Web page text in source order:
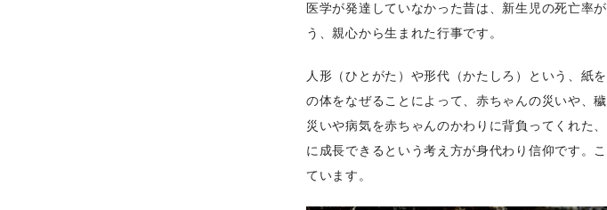
医学が発達していなかった昔は、新生児の死亡率
う、親心から生まれた行事です。
人形（ひとがた）や形代（かたしろ）という、紙
の体をなぜることによって、赤ちゃんの災いや、
災いや病気を赤ちゃんのかわりに背負ってくれた
に成長できるという考え方が身代わり信仰です。
ています。